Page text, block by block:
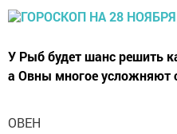
У Рыб будет шанс решить
а Овны многое усложняют
ОВЕН